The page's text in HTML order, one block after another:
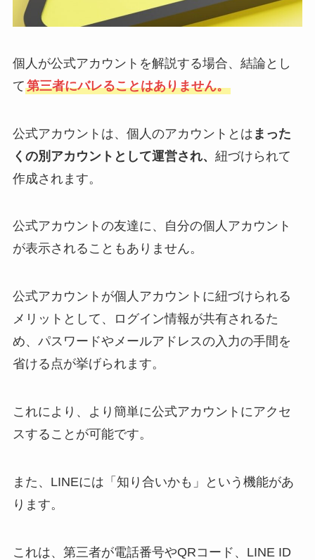
個人が公式アカウントを解説する場合、結論とし
て第三者にバレることはありません。
公式アカウントは、個人のアカウントとは まった
くの別アカウントとして運営され、 紐づけられて
作成されます。
公式アカウントの友達に、自分の個人アカウント
が表示されることもありません。
公式アカウントが個人アカウントに紐づけられる
メリットとして、ログイン情報が共有されるた
め、パスワードやメールアドレスの入力の手間を
省ける点が挙げられます。
これにより、より簡単に公式アカウントにアクセ
スすることが可能です。
また、LINEには「知り合いかも」という機能があ
ります。
これは、第三者が電話番号やQRコード、LINE ID